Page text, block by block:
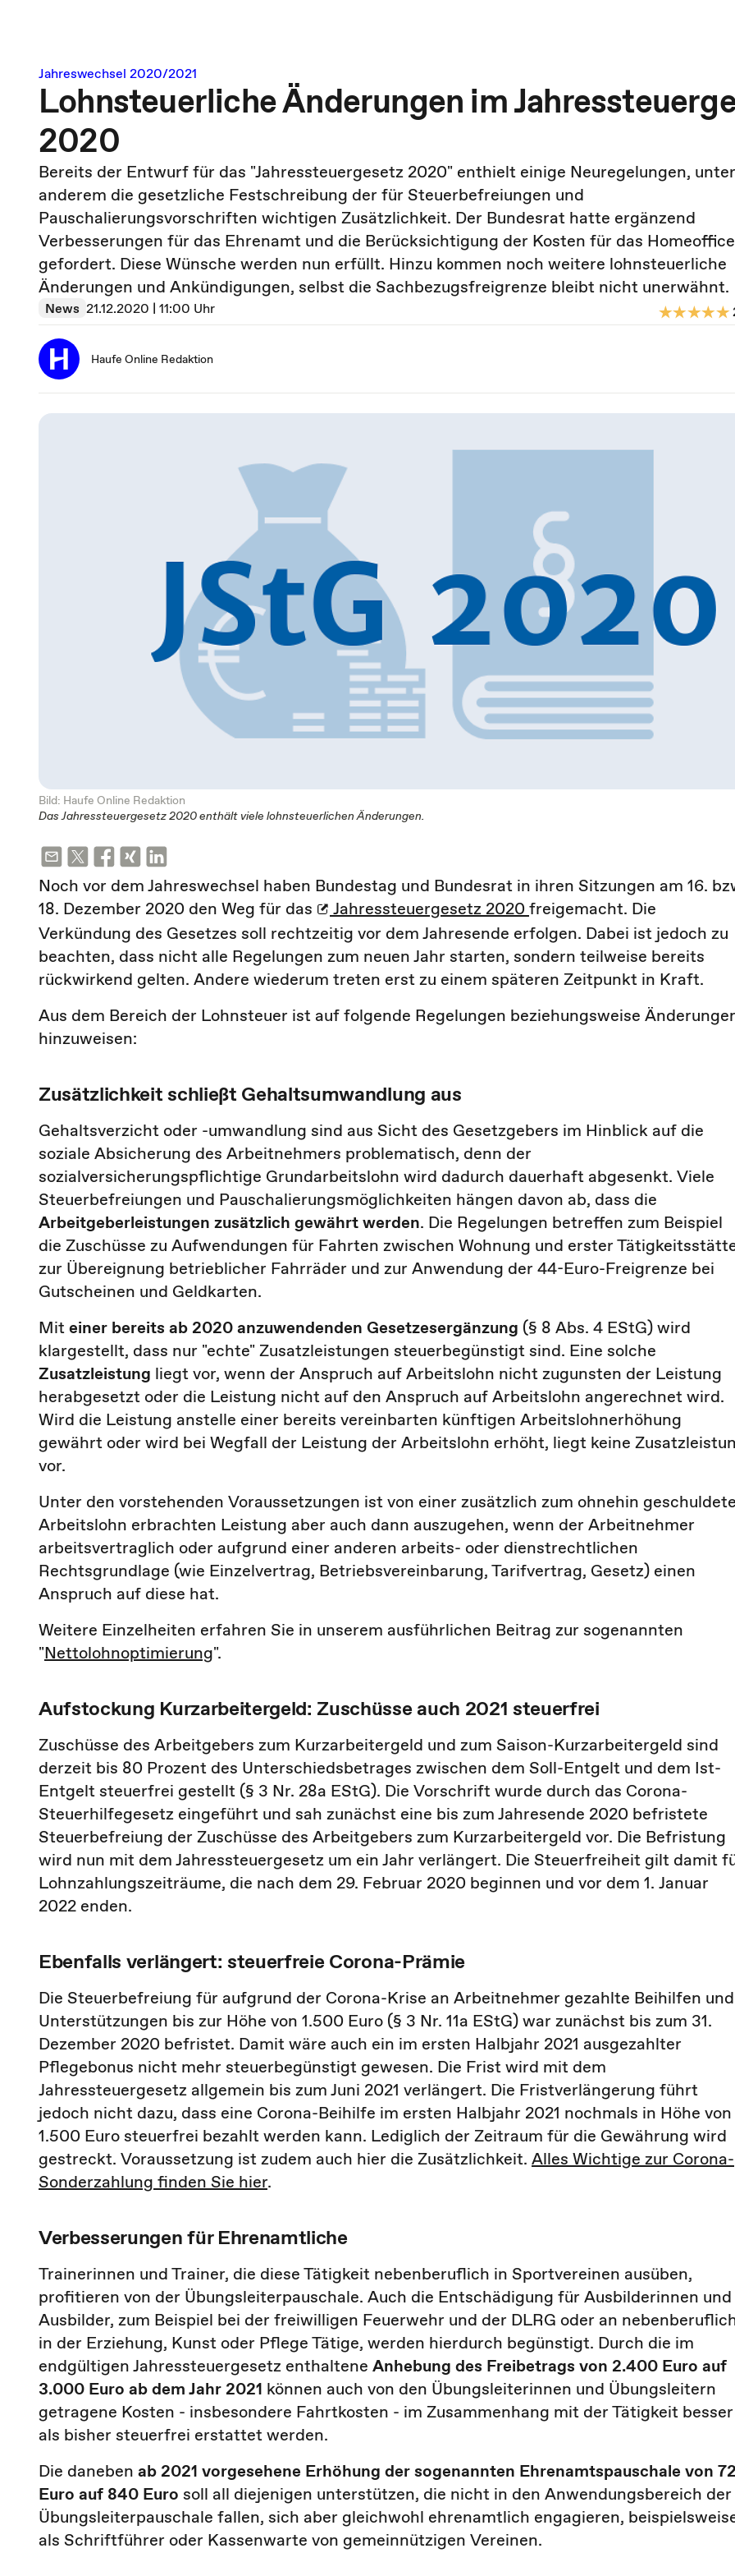
Jahreswechsel 2020/2021
Lohnsteuerliche Änderungen im
2020
Bereits der Entwurf für das "Jahressteuergesetz 2020" enthielt einige Neuregelungen, unter
anderem die gesetzliche Festschreibung der für Steuerbefreiungen und
Pauschalierungsvorschriften wichtigen Zusätzlichkeit. Der Bundesrat hatte ergänzend
Verbesserungen für das Ehrenamt und die Berücksichtigung der Kosten für das Homeoffice
gefordert. Diese Wünsche werden nun erfüllt. Hinzu kommen noch weitere lohnsteuerliche
Änderungen und Ankündigungen, selbst die Sachbezugsfreigrenze bleibt nicht unerwähnt.
News 21.12.2020 | 11:00 Uhr
Haufe Online Redaktion
Bild: Haufe Online Redaktion
Das Jahressteuergesetz 2020 enthält viele lohnsteuerlichen Änderungen.
Noch vor dem Jahreswechsel haben Bundestag und Bundesrat in ihren Sitzungen am 16.
18. Dezember 2020 den Weg für das
Jahressteuergesetz 2020 freigemacht. Die
Verkündung des Gesetzes soll rechtzeitig vor dem Jahresende erfolgen. Dabei ist jedoch zu
beachten, dass nicht alle Regelungen zum neuen Jahr starten, sondern teilweise bereits
rückwirkend gelten. Andere wiederum treten erst zu einem späteren Zeitpunkt in Kraft.
Aus dem Bereich der Lohnsteuer ist auf folgende Regelungen beziehungsweise
hinzuweisen:
Zusätzlichkeit schließt Gehaltsumwandlung aus
Gehaltsverzicht oder -umwandlung sind aus Sicht des Gesetzgebers im Hinblick auf die
soziale Absicherung des Arbeitnehmers problematisch, denn der
sozialversicherungspflichtige Grundarbeitslohn wird dadurch dauerhaft abgesenkt. Viele
Steuerbefreiungen und Pauschalierungsmöglichkeiten hängen davon ab, dass die
Arbeitgeberleistungen zusätzlich gewährtwerden. Die Regelungen betreffen zum Beispiel
die Zuschüsse zu Aufwendungen für Fahrten zwischen Wohnung und erster
zur Übereignung betrieblicher Fahrräder und zur Anwendung der 44-Euro-Freigrenze bei
Gutscheinen und Geldkarten.
Miteiner bereits ab 2020 anzuwendenden Gesetzesergänzung (§ 8 Abs. 4 EStG) wird
klargestellt, dass nur "echte" Zusatzleistungen steuerbegünstigt sind. Eine solche
Zusatzleistung liegt vor, wenn der Anspruch auf Arbeitslohn nicht zugunsten der Leistung
herabgesetzt oder die Leistung nicht auf den Anspruch auf Arbeitslohn angerechnet wird.
Wird die Leistung anstelle einer bereits vereinbarten künftigen Arbeitslohnerhöhung
gewährt oder wird bei Wegfall der Leistung der Arbeitslohn erhöht, liegt keine
vor.
Unter den vorstehenden Voraussetzungen ist von einer zusätzlich zum ohnehin
Arbeitslohn erbrachten Leistung aber auch dann auszugehen, wenn der Arbeitnehmer
arbeitsvertraglich oder aufgrund einer anderen arbeits- oder dienstrechtlichen
Rechtsgrundlage (wie Einzelvertrag, Betriebsvereinbarung, Tarifvertrag, Gesetz) einen
Anspruch auf diese hat.
Weitere Einzelheiten erfahren Sie in unserem ausführlichen Beitrag zur sogenannten
"Nettolohnoptimierung".
Aufstockung Kurzarbeitergeld: Zuschüsse auch 2021 steuerfrei
Zuschüsse des Arbeitgebers zum Kurzarbeitergeld und zum Saison-Kurzarbeitergeld sind
derzeit bis 80 Prozent des Unterschiedsbetrages zwischen dem Soll-Entgelt und dem Ist-
Entgelt steuerfrei gestellt (§ 3 Nr. 28a EStG). Die Vorschrift wurde durch das Corona-
Steuerhilfegesetz eingeführt und sah zunächst eine bis zum Jahresende 2020 befristete
Steuerbefreiung der Zuschüsse des Arbeitgebers zum Kurzarbeitergeld vor. Die Befristung
wird nun mit dem Jahressteuergesetz um ein Jahr verlängert. Die Steuerfreiheit gilt damit
Lohnzahlungszeiträume, die nach dem 29. Februar 2020 beginnen und vor dem 1. Januar
2022 enden.
Ebenfalls verlängert: steuerfreie Corona-Prämie
Die Steuerbefreiung für aufgrund der Corona-Krise an Arbeitnehmer gezahlte Beihilfen und
Unterstützungen bis zur Höhe von 1.500 Euro (§ 3 Nr. 11a EStG) war zunächst bis zum 31.
Dezember 2020 befristet. Damit wäre auch ein im ersten Halbjahr 2021 ausgezahlter
Pflegebonus nicht mehr steuerbegünstigt gewesen. Die Frist wird mit dem
Jahressteuergesetz allgemein bis zum Juni 2021 verlängert. Die Fristverlängerung führt
jedoch nicht dazu, dass eine Corona-Beihilfe im ersten Halbjahr 2021 nochmals in Höhe von
1.500 Euro steuerfrei bezahlt werden kann. Lediglich der Zeitraum für die Gewährung wird
gestreckt. Voraussetzung ist zudem auch hier die Zusätzlichkeit. Alles Wichtige zur Corona-
Sonderzahlung finden Sie hier.
Verbesserungen für Ehrenamtliche
Trainerinnen und Trainer, die diese Tätigkeit nebenberuflich in Sportvereinen ausüben,
profitieren von der Übungsleiterpauschale. Auch die Entschädigung für Ausbilderinnen und
Ausbilder, zum Beispiel bei der freiwilligen Feuerwehr und der DLRG oder an
in der Erziehung, Kunst oder Pflege Tätige, werden hierdurch begünstigt. Durch die im
endgültigen Jahressteuergesetz enthaltene Anhebung des Freibetrags von 2.400 Euro auf
3.000 Euro ab dem Jahr 2021 können auch von den Übungsleiterinnen und Übungsleitern
getragene Kosten - insbesondere Fahrtkosten - im Zusammenhang mit der Tätigkeit besser
als bisher steuerfrei erstattet werden.
Die daneben ab 2021 vorgesehene Erhöhung der sogenannten Ehrenamtspauschale von
Euro auf 840 Euro soll all diejenigen unterstützen, die nicht in den Anwendungsbereich der
Übungsleiterpauschale fallen, sich aber gleichwohl ehrenamtlich engagieren,
als Schriftführer oder Kassenwarte von gemeinnützigen Vereinen.